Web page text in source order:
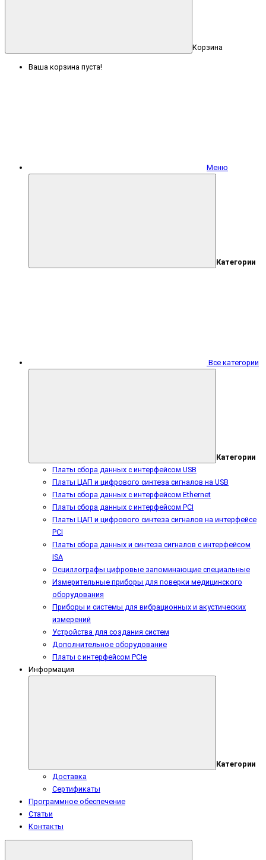
Корзина
Ваша корзина пуста!
Меню
Категории
Все категории
Категории
Платы сбора данных с интерфейсом USB
Платы ЦАП и цифрового синтеза сигналов на USB
Платы сбора данных с интерфейсом Ethernet
Платы сбора данных с интерфейсом PCI
Платы ЦАП и цифрового синтеза сигналов на интерфейсе
PCI
Платы сбора данных и синтеза сигналов с интерфейсом
ISA
Осциллографы цифровые запоминающие специальные
Измерительные приборы для поверки медицинского
оборудования
Приборы и системы для вибрационных и акустических
измерений
Устройства для создания систем
Дополнительное оборудование
Платы с интерфейсом PCIe
Информация
Категории
Доставка
Сертификаты
Программное обеспечение
Статьи
Контакты